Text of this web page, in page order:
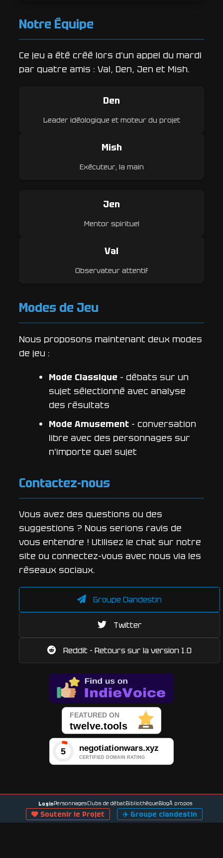
Notre Équipe
Ce jeu a été créé lors d'un appel du mardi
par quatre amis : Val, Den, Jen et Mish.
Den
Leader idéologique et moteur du projet
Mish
Exécuteur, la main
Jen
Mentor spirituel
Val
Observateur attentif
Modes de Jeu
Nous proposons maintenant deux modes
de jeu :
Mode Classique - débats sur un
sujet sélectionné avec analyse
des résultats
Mode Amusement - conversation
libre avec des personnages sur
n'importe quel sujet
Contactez-nous
Vous avez des questions ou des
suggestions ? Nous serions ravis de
vous entendre ! Utilisez le chat sur notre
site ou connectez-vous avec nous via les
réseaux sociaux.
Groupe Clandestin
Twitter
Reddit - Retours sur la version 1.0
Login PersonnagesClubs de débatBibliothèque BlogÀ propos
Soutenir le Projet ✈️ Groupe clandestin